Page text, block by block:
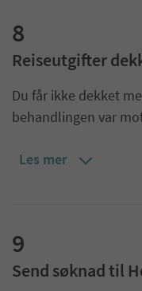
8
Reiseutgifter
Du får ikke dekket
behandlingen var
Les mer
9
Send søknad til